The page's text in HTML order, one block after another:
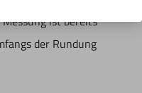
ist bereits
der Rundung